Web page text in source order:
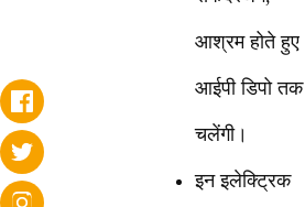
आश्रम होते हुए
आईपी डिपो तक
चलेंगी।
इन इलेक्ट्रिक